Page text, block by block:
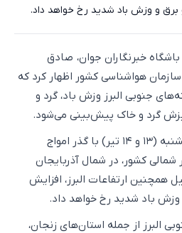
و برق و وزش باد شدید رخ خواهد داد.
باشگاه خبرنگاران جوان، صادق
هواشناسی کشور اظهار کرد که
جنوبی البرز وزش باد، گرد و
گرد و خاک پیش‌بینی می‌شود.
وی افزود: روزهای شنبه و یکشنبه (۱۳ و ۱۴ تیر) با گذر امواج
شمالی کشور، در شمال آذربایجان
همچنین ارتفاعات البرز، افزایش
و وزش باد شدید رخ خواهد داد.
البرز از جمله استان‌های زنجان،